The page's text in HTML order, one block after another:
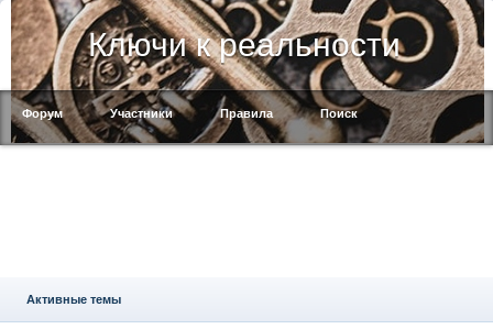
Ключи к реальности
Форум Участники Правила Поиск
Активные темы